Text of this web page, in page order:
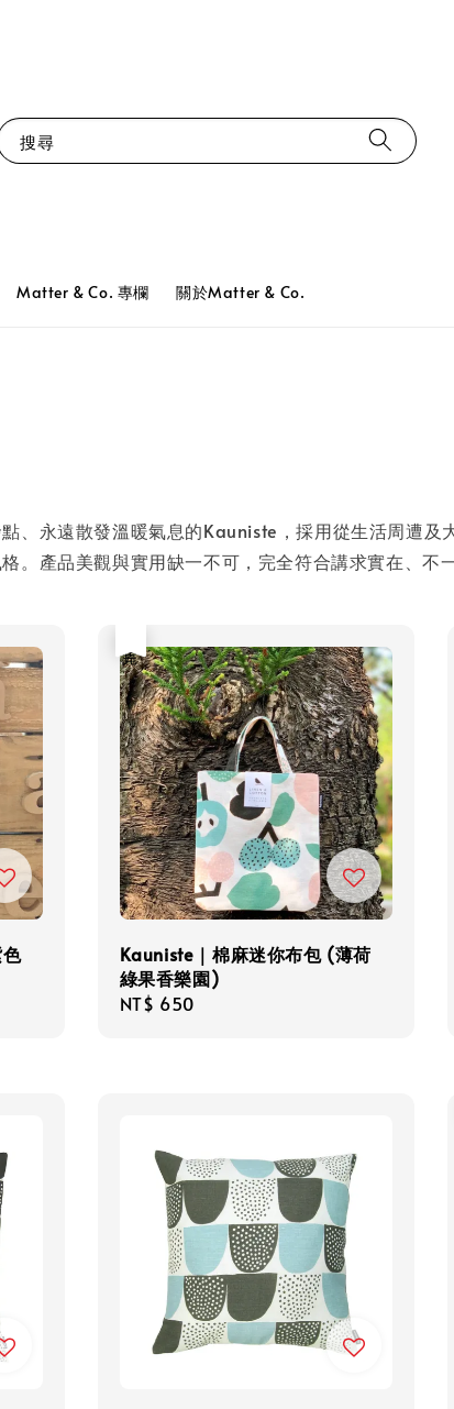
搜尋
Matter & Co. 專欄 關於Matter & Co.
、永遠散發溫暖氣息的Kauniste，採用從生活周遭
。產品美觀與實用缺一不可，完全符合講求實在、
Kauniste｜棉麻迷你布包 (薄荷
綠果香樂園)
Regular
NT$ 650